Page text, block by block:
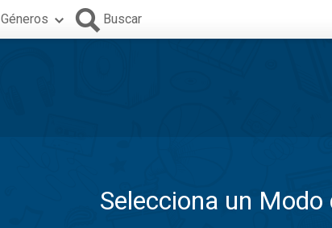
Géneros Buscar
Selecciona un Modo